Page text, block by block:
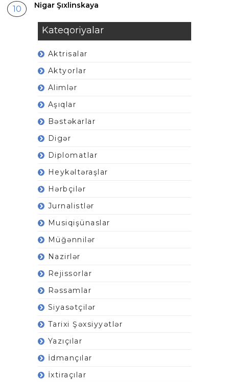
Nigar Şıxlinskaya
Kateqoriyalar
Aktrisalar
Aktyorlar
Alimlər
Aşıqlar
Bəstəkarlar
Digər
Diplomatlar
Heykəltəraşlar
Hərbçilər
Jurnalistlər
Musiqişünaslar
Müğənnilər
Nazirlər
Rejissorlar
Rəssamlar
Siyasətçilər
Tarixi Şəxsiyyətlər
Yazıçılar
İdmançılar
İxtiraçılar